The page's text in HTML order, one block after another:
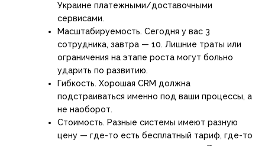
Украине платежными/доставочными
сервисами.
Масштабируемость. Сегодня у вас 3
сотрудника, завтра — 10. Лишние траты или
ограничения на этапе роста могут больно
ударить по развитию.
Гибкость. Хорошая CRM должна
подстраиваться именно под ваши процессы, а
не наоборот.
Стоимость. Разные системы имеют разную
цену — где-то есть бесплатный тариф, где-то